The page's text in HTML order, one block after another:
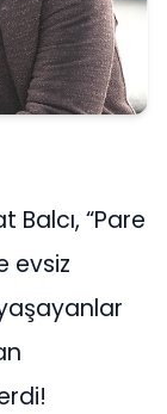
Balcı, “Pare
evsiz